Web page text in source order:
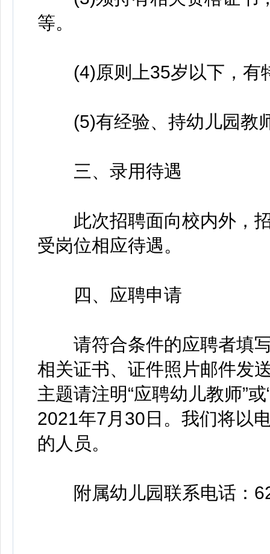
等。
(4)原则上35岁以下，有
(5)有经验、持幼儿园教
三、录用待遇
此次招聘面向校内外，招
受岗位相应待遇。
四、应聘申请
请符合条件的应聘者填写
相关证书、证件照片邮件发
主题请注明“应聘幼儿教师”
2021年7月30日。我们将以
的人员。
附属幼儿园联系电话：